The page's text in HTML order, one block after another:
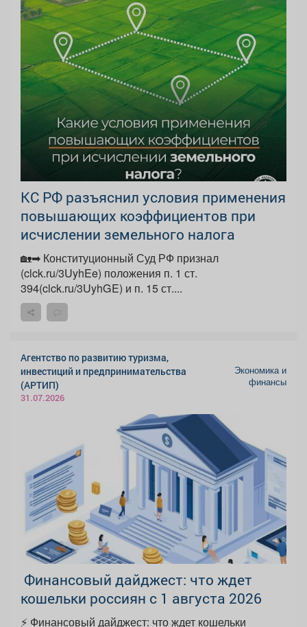
КС РФ разъяснил условия применения
повышающих коэффициентов при
исчислении земельного налога
🏡➡ Конституционный Суд РФ признал
(clck.ru/3UyhEe) положения п. 1 ст.
394(clck.ru/3UyhGE) и п. 15 ст....
Агентство по развитию туризма,
инвестиций и предпринимательства
(АРТИП)
31.07.2026
Экономика и
финансы
️ Финансовый дайджест: что ждет
кошельки россиян с 1 августа 2026
⚡️ Финансовый дайджест: что ждет кошельки